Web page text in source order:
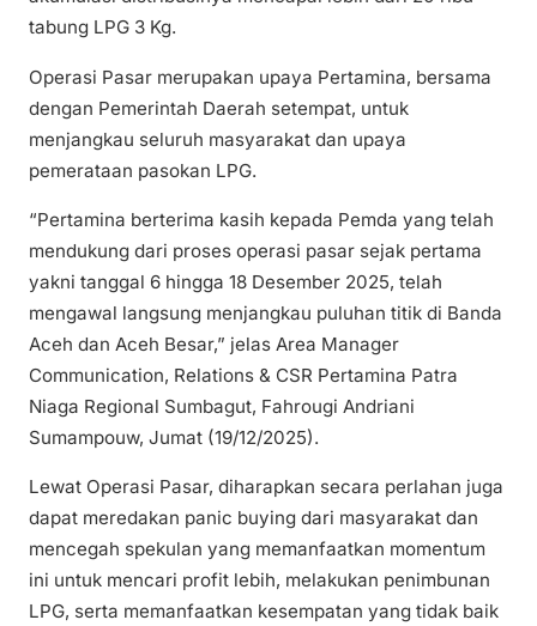
tabung LPG 3 Kg.
Operasi Pasar merupakan upaya Pertamina, bersama
dengan Pemerintah Daerah setempat, untuk
menjangkau seluruh masyarakat dan upaya
pemerataan pasokan LPG.
“Pertamina berterima kasih kepada Pemda yang telah
mendukung dari proses operasi pasar sejak pertama
yakni tanggal 6 hingga 18 Desember 2025, telah
mengawal langsung menjangkau puluhan titik di Banda
Aceh dan Aceh Besar,” jelas Area Manager
Communication, Relations & CSR Pertamina Patra
Niaga Regional Sumbagut, Fahrougi Andriani
Sumampouw, Jumat (19/12/2025).
Lewat Operasi Pasar, diharapkan secara perlahan juga
dapat meredakan panic buying dari masyarakat dan
mencegah spekulan yang memanfaatkan momentum
ini untuk mencari profit lebih, melakukan penimbunan
LPG, serta memanfaatkan kesempatan yang tidak baik